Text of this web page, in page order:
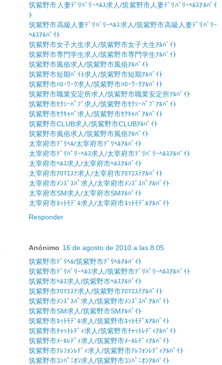
筑紫野市人妻ﾃﾞﾘﾊﾞﾘｰﾍﾙｽ求人/筑紫野市人妻ﾃﾞﾘﾊﾞﾘｰﾍﾙｽｱﾙﾊﾞｲ
ﾄ
筑紫野市高級人妻ﾃﾞﾘﾊﾞﾘｰﾍﾙｽ求人/筑紫野市高級人妻ﾃﾞﾘﾊﾞﾘｰ
ﾍﾙｽｱﾙﾊﾞｲﾄ
筑紫野市女子大生求人/筑紫野市女子大生ｱﾙﾊﾞｲﾄ
筑紫野市専門学生求人/筑紫野市専門学生ｱﾙﾊﾞｲﾄ
筑紫野市風俗求人/筑紫野市風俗ｱﾙﾊﾞｲﾄ
筑紫野市短期ﾊﾞｲﾄ求人/筑紫野市短期ｱﾙﾊﾞｲﾄ
筑紫野市ﾊﾛｰﾜｰｸ求人/筑紫野市ﾊﾛｰﾜｰｸｱﾙﾊﾞｲﾄ
筑紫野市職業安定所求人/筑紫野市職業安定所ｱﾙﾊﾞｲﾄ
筑紫野市ｾｸｼｰﾊﾟﾌﾞ求人/筑紫野市ｾｸｼｰﾊﾟﾌﾞｱﾙﾊﾞｲﾄ
筑紫野市ｾｸｷｬﾊﾞ求人/筑紫野市ｾｸｷｬﾊﾞｱﾙﾊﾞｲﾄ
筑紫野市CLUB求人/筑紫野市CLUBｱﾙﾊﾞｲﾄ
筑紫野市風俗求人/筑紫野市風俗ｱﾙﾊﾞｲﾄ
太宰府市ﾃﾞﾘﾍﾙ/太宰府市ﾃﾞﾘﾍﾙｱﾙﾊﾞｲﾄ
太宰府市ﾃﾞﾘﾊﾞﾘｰﾍﾙｽ求人/太宰府市ﾃﾞﾘﾊﾞﾘｰﾍﾙｽｱﾙﾊﾞｲﾄ
太宰府市ﾍﾙｽ求人/太宰府市ﾍﾙｽｱﾙﾊﾞｲﾄ
太宰府市ｱﾛﾏｴｽﾃ求人/太宰府市ｱﾛﾏｴｽﾃｱﾙﾊﾞｲﾄ
太宰府市ﾒﾝｽﾞｽﾊﾟ求人/太宰府市ﾒﾝｽﾞｽﾊﾟｱﾙﾊﾞｲﾄ
太宰府市SM求人/太宰府市SMｱﾙﾊﾞｲﾄ
太宰府市ﾈｯﾄﾓﾃﾞﾙ求人/太宰府市ﾈｯﾄﾓﾃﾞﾙｱﾙﾊﾞｲﾄ
Responder
Anónimo 16 de agosto de 2010 a las 8:05
筑紫野市ﾃﾞﾘﾍﾙ/筑紫野市ﾃﾞﾘﾍﾙｱﾙﾊﾞｲﾄ
筑紫野市ﾃﾞﾘﾊﾞﾘｰﾍﾙｽ求人/筑紫野市ﾃﾞﾘﾊﾞﾘｰﾍﾙｽｱﾙﾊﾞｲﾄ
筑紫野市ﾍﾙｽ求人/筑紫野市ﾍﾙｽｱﾙﾊﾞｲﾄ
筑紫野市ｱﾛﾏｴｽﾃ求人/筑紫野市ｱﾛﾏｴｽﾃｱﾙﾊﾞｲﾄ
筑紫野市ﾒﾝｽﾞｽﾊﾟ求人/筑紫野市ﾒﾝｽﾞｽﾊﾟｱﾙﾊﾞｲﾄ
筑紫野市SM求人/筑紫野市SMｱﾙﾊﾞｲﾄ
筑紫野市ﾈｯﾄﾓﾃﾞﾙ求人/筑紫野市ﾈｯﾄﾓﾃﾞﾙｱﾙﾊﾞｲﾄ
筑紫野市ﾁｬｯﾄﾚﾃﾞｨ求人/筑紫野市ﾁｬｯﾄﾚﾃﾞｨｱﾙﾊﾞｲﾄ
筑紫野市ﾒｰﾙﾚﾃﾞｨ求人/筑紫野市ﾒｰﾙﾚﾃﾞｨｱﾙﾊﾞｲﾄ
筑紫野市ﾃﾚﾌｫﾝﾚﾃﾞｨ求人/筑紫野市ﾃﾚﾌｫﾝﾚﾃﾞｨｱﾙﾊﾞｲﾄ
筑紫野市ｺﾝﾊﾟﾆｵﾝ求人/筑紫野市ｺﾝﾊﾟﾆｵﾝｱﾙﾊﾞｲﾄ